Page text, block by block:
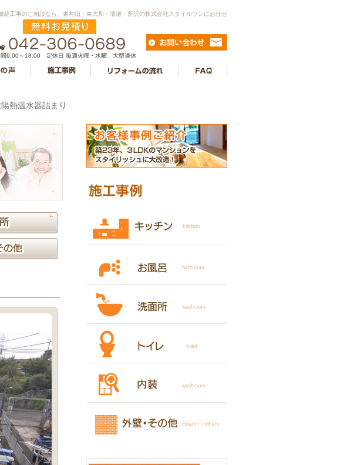
工事のご相談なら、東村山・東大和・清瀬・所沢の株式会社スタイルワンにお任せ
間9:00～18:00 定休日 毎週火曜・水曜、大型連休
熱温水器詰まり